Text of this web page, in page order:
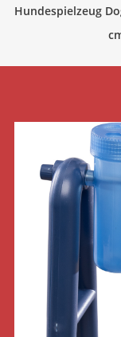
Hundespielzeug